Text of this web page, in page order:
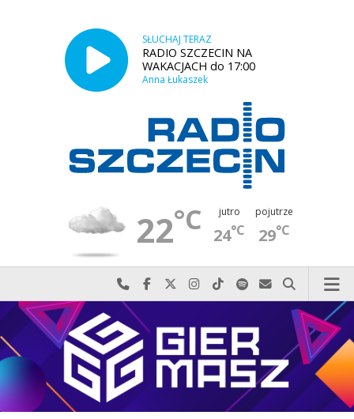
SŁUCHAJ TERAZ
RADIO SZCZECIN NA
WAKACJACH do 17:00
Anna Łukaszek
22°C jutro
24°C
pojutrze
29°C
Najlepiej po prostu do nas zadzwoń
Odwiedź nas na Facebook-u
Odwiedź nas na X
Odwiedź nas na Instagram-ie
Odwiedź nas na TikTok-u
Szukaj nas na Spotify
Wyślij do nas
Szukaj